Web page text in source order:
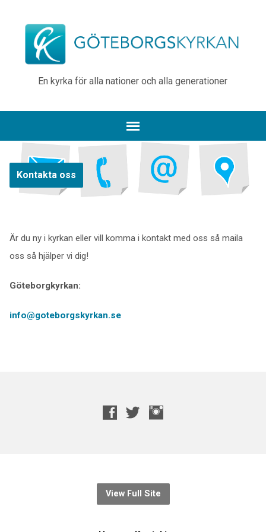
En kyrka för alla nationer och alla generationer
Kontakta oss
Är du ny i kyrkan eller vill komma i kontakt med oss så maila
oss så hjälper vi dig!
Göteborgkyrkan:
info@goteborgskyrkan.se
View Full Site